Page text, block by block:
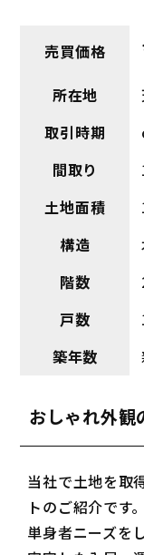
売買価格
所在地
取引時期
間取り
土地面積
構造
階数
戸数
築年数
おしゃれ外観
当社で土地を取
トのご紹介です。
単身者ニーズを